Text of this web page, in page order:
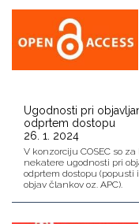
Ugodnosti pri
odprtem dostopu
26. 1. 2024
V konzorciju COSEC so
nekatere ugodnosti pri
odprtem dostopu (popusti
objav člankov oz. APC).